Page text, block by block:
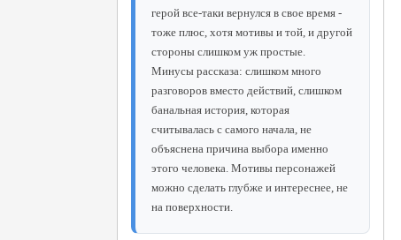
герой все-таки вернулся в свое время -
тоже плюс, хотя мотивы и той, и другой
стороны слишком уж простые.
Минусы рассказа: слишком много
разговоров вместо действий, слишком
банальная история, которая
считывалась с самого начала, не
объяснена причина выбора именно
этого человека. Мотивы персонажей
можно сделать глубже и интереснее, не
на поверхности.